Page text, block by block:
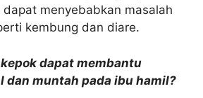
menyebabkan masalah
kembung dan diare.
dapat membantu
dan muntah pada ibu hamil?